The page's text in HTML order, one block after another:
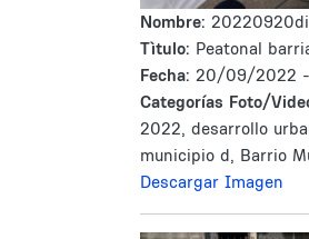
Nombre:
Tìtulo: Peatonal
Fecha: 20/09/2022 -
Categorías Foto/
2022, desarrollo
municipio d, Barrio
Descargar Imagen